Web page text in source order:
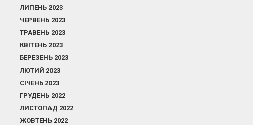
ЛИПЕНЬ 2023
ЧЕРВЕНЬ 2023
ТРАВЕНЬ 2023
КВІТЕНЬ 2023
БЕРЕЗЕНЬ 2023
ЛЮТИЙ 2023
СІЧЕНЬ 2023
ГРУДЕНЬ 2022
ЛИСТОПАД 2022
ЖОВТЕНЬ 2022